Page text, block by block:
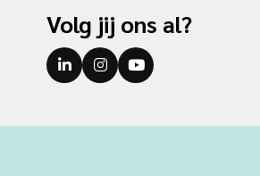
Volg jij ons al?